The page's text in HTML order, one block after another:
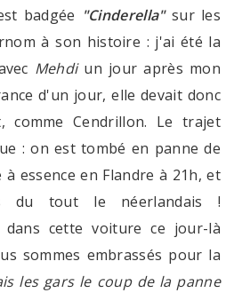
badgée "Cinderella"sur les
à son histoire : j'ai été la
Mehdiun jour après mon
d'un jour, elle devait donc
comme Cendrillon. Le trajet
: on est tombé en panne de
essence en Flandre à 21h, et
du tout le néerlandais !
dans cette voiture ce jour-là
sommes embrassés pour la
les gars le coup de la panne